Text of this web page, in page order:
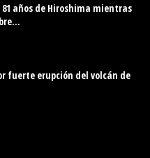
años de Hiroshima mientras
fuerte erupción del volcán de